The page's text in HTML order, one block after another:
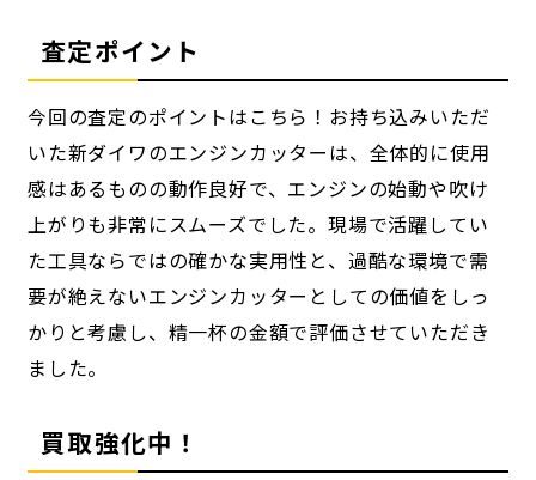
査定ポイント
今回の査定のポイントはこちら！お持ち込みいただ
いた新ダイワのエンジンカッターは、全体的に使用
感はあるものの動作良好で、エンジンの始動や吹け
上がりも非常にスムーズでした。現場で活躍してい
た工具ならではの確かな実用性と、過酷な環境で需
要が絶えないエンジンカッターとしての価値をしっ
かりと考慮し、精一杯の金額で評価させていただき
ました。
買取強化中！